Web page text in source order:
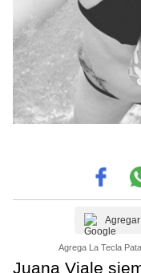
Agrega La Tecla
Juana Viale